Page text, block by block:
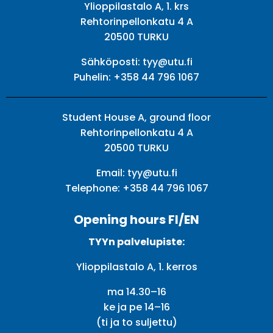
Ylioppilastalo A, 1. krs
Rehtorinpellonkatu 4 A
20500 TURKU
Sähköposti: tyy@utu.fi
Puhelin: +358 44 796 1067
Student House A, ground floor
Rehtorinpellonkatu 4 A
20500 TURKU
Email: tyy@utu.fi
Telephone: +358 44 796 1067
Opening hours FI/EN
TYYn palvelupiste:
Ylioppilastalo A, 1. kerros
ma 14.30–16
ke ja pe 14–16
(ti ja to suljettu)